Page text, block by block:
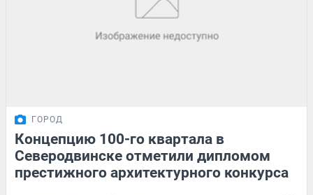
ГОРОД
Концепцию 100-го квартала в
Северодвинске отметили дипломом
престижного архитектурного конкурса